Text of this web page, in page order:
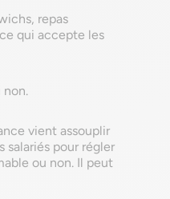
repas
qui accepte les
non.
vient assouplir
salariés pour régler
ou non. Il peut